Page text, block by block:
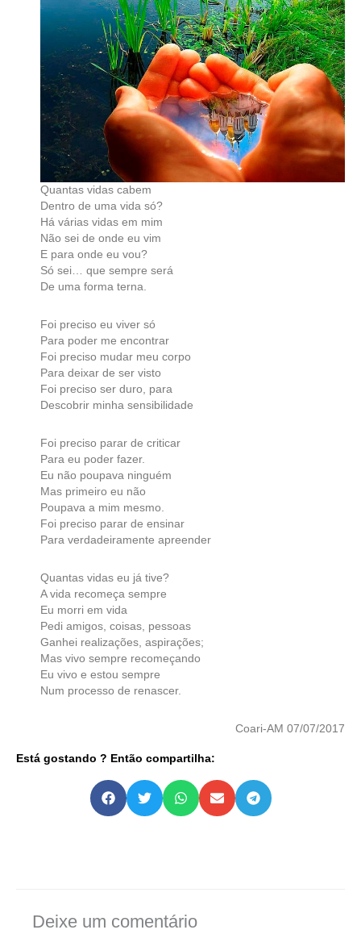
Quantas vidas cabem
Dentro de uma vida só?
Há várias vidas em mim
Não sei de onde eu vim
E para onde eu vou?
Só sei… que sempre será
De uma forma terna.
Foi preciso eu viver só
Para poder me encontrar
Foi preciso mudar meu corpo
Para deixar de ser visto
Foi preciso ser duro, para
Descobrir minha sensibilidade
Foi preciso parar de criticar
Para eu poder fazer.
Eu não poupava ninguém
Mas primeiro eu não
Poupava a mim mesmo.
Foi preciso parar de ensinar
Para verdadeiramente apreender
Quantas vidas eu já tive?
A vida recomeça sempre
Eu morri em vida
Pedi amigos, coisas, pessoas
Ganhei realizações, aspirações;
Mas vivo sempre recomeçando
Eu vivo e estou sempre
Num processo de renascer.
Coari-AM 07/07/2017
Está gostando ? Então compartilha:
Deixe um comentário